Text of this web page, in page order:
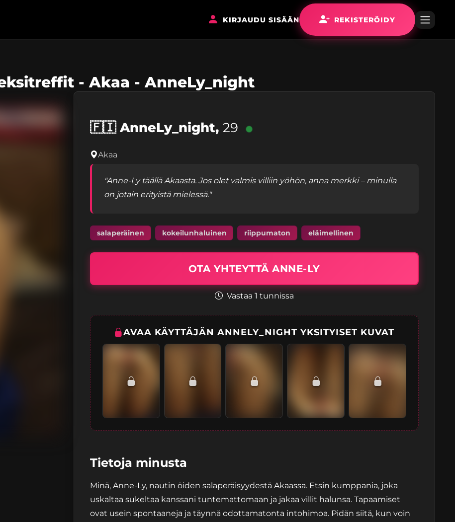
KIRJAUDU SISÄÄN REKISTERÖIDY
- Akaa - AnneLy_night
🇫🇮AnneLy_night, 29
Akaa
"Anne-Ly täällä Akaasta. Jos olet valmis villiin yöhön, anna merkki – minulla
on jotain erityistä mielessä."
salaperäinen kokeilunhaluinen riippumaton eläimellinen
OTA YHTEYTTÄ ANNE-LY
Vastaa 1 tunnissa
AVAA KÄYTTÄJÄN ANNELY_NIGHT YKSITYISET KUVAT
Tietoja minusta
Minä, Anne-Ly, nautin öiden salaperäisyydestä Akaassa. Etsin kumppania, joka
uskaltaa sukeltaa kanssani tuntemattomaan ja jakaa villit halunsa. Tapaamiset
ovat usein spontaaneja ja täynnä odottamatonta intohimoa. Pidän siitä, kun voin